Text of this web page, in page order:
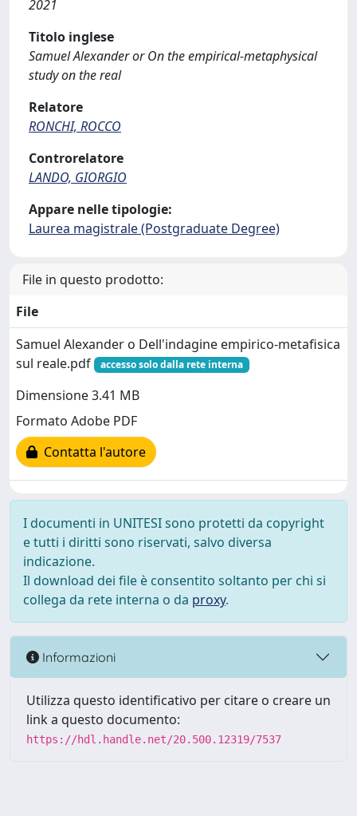
2021
Titolo inglese
Samuel Alexander or On the empirical-metaphysical
study on the real
Relatore
RONCHI, ROCCO
Controrelatore
LANDO, GIORGIO
Appare nelle tipologie:
Laurea magistrale (Postgraduate Degree)
File in questo prodotto:
File
Samuel Alexander o Dell'indagine empirico-metafisica
sul reale.pdf
accesso solo dalla rete interna
Dimensione 3.41 MB
Formato Adobe PDF
Contatta l'autore
I documenti in UNITESI sono protetti da copyright
e tutti i diritti sono riservati, salvo diversa
indicazione.
Il download dei file è consentito soltanto per chi si
collega da rete interna o da proxy.
Informazioni
Utilizza questo identificativo per citare o creare un
link a questo documento:
https://hdl.handle.net/20.500.12319/7537